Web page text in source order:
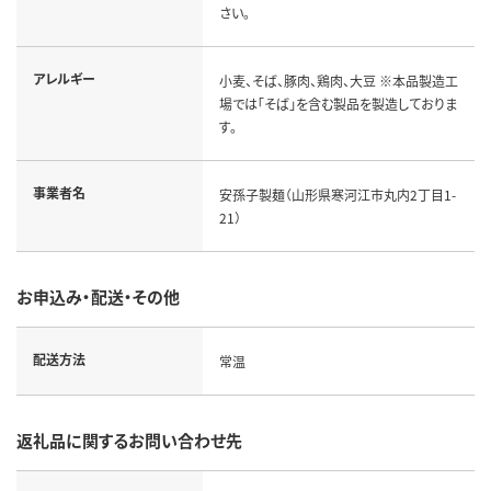
さい。
アレルギー
小麦、そば、豚肉、鶏肉、大豆 ※本品製造工
場では「そば」を含む製品を製造しておりま
す。
事業者名
安孫子製麺（山形県寒河江市丸内2丁目1-
21）
お申込み・配送・その他
配送方法 常温
返礼品に関するお問い合わせ先